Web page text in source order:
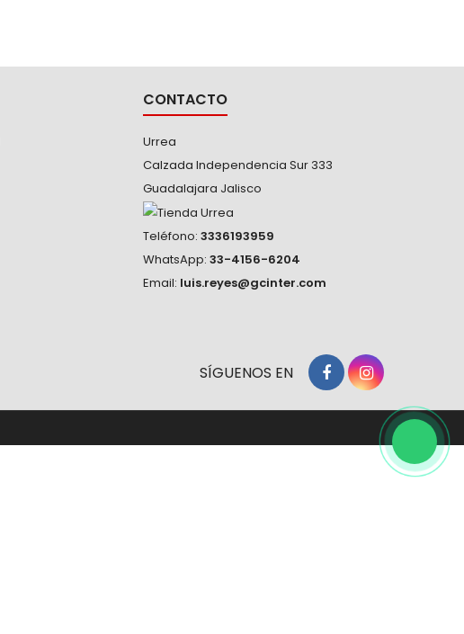
CONTACTO
Urrea
Calzada Independencia Sur 333
Guadalajara Jalisco
Teléfono: 3336193959
WhatsApp: 33-4156-6204
Email: luis.reyes@gcinter.com
SÍGUENOS EN